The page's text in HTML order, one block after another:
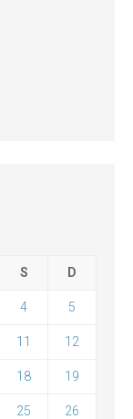
S D
4 5
11 12
18 19
25 26